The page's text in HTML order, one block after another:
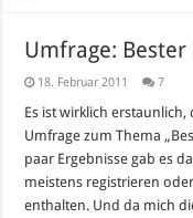
Umfrage:
18. Februar 2011 7
Es ist wirklich
Umfrage zum Thema
paar Ergebnisse gab es
meistens registrieren
enthalten. Und da mich